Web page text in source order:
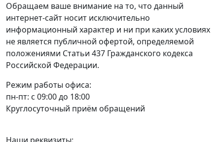
Обращаем ваше внимание на то, что данный
интернет-сайт носит исключительно
информационный характер и ни при каких условиях
не является публичной офертой, определяемой
положениями Статьи 437 Гражданского кодекса
Российской Федерации.
Режим работы офиса:
пн-пт: с 09:00 до 18:00
Круглосуточный приём обращений